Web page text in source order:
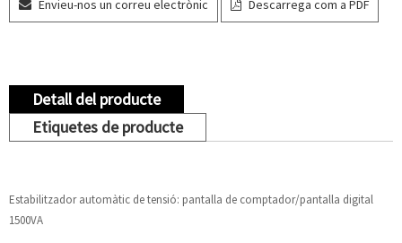
Envieu-nos un correu electrònic Descarrega com a PDF
Detall del producte
Etiquetes de producte
Estabilitzador automàtic de tensió: pantalla de comptador/pantalla digital
1500VA